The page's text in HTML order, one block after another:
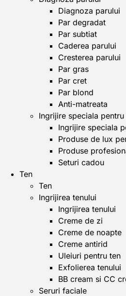
Diagnoza parului
Par degradat
Par subtiat
Caderea parului
Cresterea parului
Par gras
Par cret
Par blond
Anti-matreata
Ingrijire speciala
Ingrijire speciala
Produse de lux
Produse
Seturi cadou
Ten
Ten
Ingrijirea tenului
Ingrijirea tenului
Creme de zi
Creme de noapte
Creme antirid
Uleiuri pentru ten
Exfolierea tenului
BB cream si CC
Seruri faciale